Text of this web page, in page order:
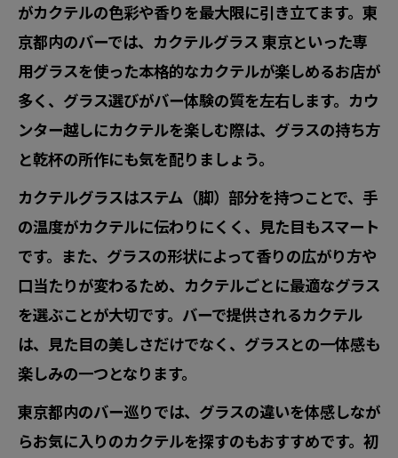
がカクテルの色彩や香りを最大限に引き立てます。東
京都内のバーでは、カクテルグラス 東京といった専
用グラスを使った本格的なカクテルが楽しめるお店が
多く、グラス選びがバー体験の質を左右します。カウ
ンター越しにカクテルを楽しむ際は、グラスの持ち方
と乾杯の所作にも気を配りましょう。
カクテルグラスはステム（脚）部分を持つことで、手
の温度がカクテルに伝わりにくく、見た目もスマート
です。また、グラスの形状によって香りの広がり方や
口当たりが変わるため、カクテルごとに最適なグラス
を選ぶことが大切です。バーで提供されるカクテル
は、見た目の美しさだけでなく、グラスとの一体感も
楽しみの一つとなります。
東京都内のバー巡りでは、グラスの違いを体感しなが
らお気に入りのカクテルを探すのもおすすめです。初